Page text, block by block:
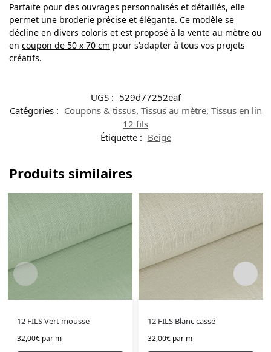
Parfaite pour des ouvrages personnalisés et détaillés, elle
permet une broderie précise et élégante. Ce modèle se
décline en divers coloris et est proposé à la vente au mètre ou
en coupon de 50 x 70 cm pour s’adapter à tous vos projets
créatifs.
UGS : 529d77252eaf
Catégories : Coupons & tissus, Tissus au mètre, Tissus en lin
12 fils
Étiquette : Beige
Produits similaires
12 FILS Vert mousse
32,00€par m
12 FILS Blanc cassé
32,00€ par m